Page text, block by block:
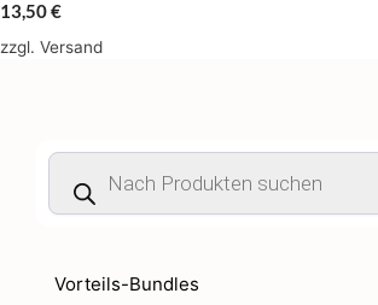
13,50€
zzgl. Versand
Products
search
Vorteils-Bundles